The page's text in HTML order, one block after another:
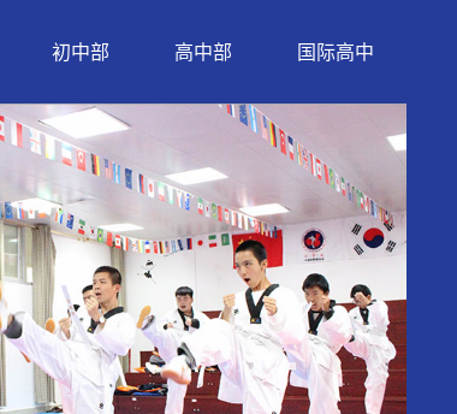
初中部 高中部 国际高中